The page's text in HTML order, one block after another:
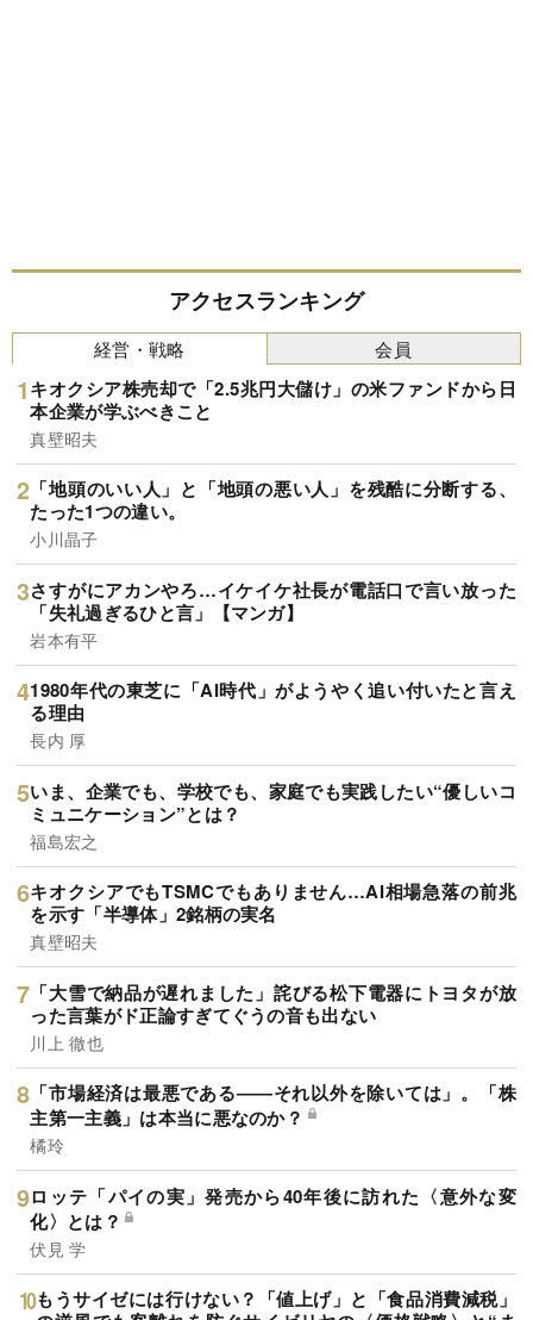
アクセスランキング
経営・戦略
キオクシア株売却で「2.5兆円大儲け」の米ファンドから日
本企業が学ぶべきこと
真壁昭夫
「地頭のいい人」と「地頭の悪い人」を残酷に分断する、
たった1つの違い。
小川晶子
さすがにアカンやろ…イケイケ社長が電話口で言い放った
「失礼過ぎるひと言」【マンガ】
岩本有平
1980年代の東芝に「AI時代」がようやく追い付いたと言え
る理由
長内 厚
いま、企業でも、学校でも、家庭でも実践したい“優しいコ
ミュニケーション”とは？
福島宏之
キオクシアでもTSMCでもありません…AI相場急落の前兆
を示す「半導体」2銘柄の実名
真壁昭夫
「大雪で納品が遅れました」詫びる松下電器にトヨタが放
った言葉がド正論すぎてぐうの音も出ない
川上 徹也
「市場経済は最悪である――それ以外を除いては」。「株
主第一主義」は本当に悪なのか？
橘玲
ロッテ「パイの実」発売から40年後に訪れた〈意外な変
化〉とは？
伏見 学
もうサイゼには行けない？「値上げ」と「食品消費減税」
会員